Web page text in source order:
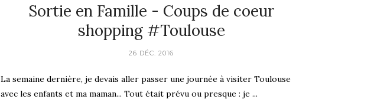
Sortie en Famille - Coups de coeur
shopping #Toulouse
26 DÉC. 2016
La semaine dernière, je devais aller passer une journée à visiter Toulouse
avec les enfants et ma maman... Tout était prévu ou presque : je ...